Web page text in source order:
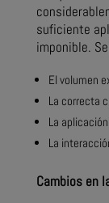
suficiente
imponible.
El volumen
La correcta
La
La
Cambios en